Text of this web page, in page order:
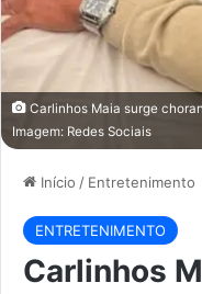
Carlinhos Maia surge
Imagem: Redes Sociais
Início / Entretenimento
ENTRETENIMENTO
Carlinhos